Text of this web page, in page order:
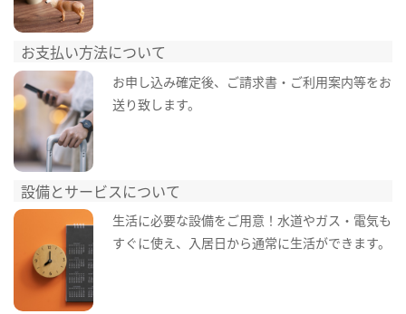
お支払い方法について
お申し込み確定後、ご請求書・ご利用案内等をお
送り致します。
設備とサービスについて
生活に必要な設備をご用意！水道やガス・電気も
すぐに使え、入居日から通常に生活ができます。